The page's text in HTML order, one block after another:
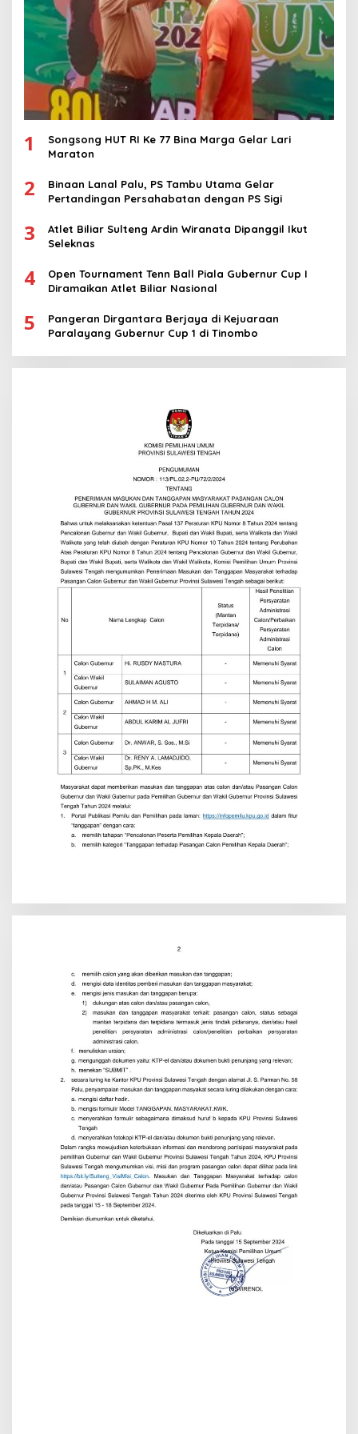
1
Songsong HUT RI Ke 77 Bina Marga Gelar Lari
Maraton
2
Binaan Lanal Palu, PS Tambu Utama Gelar
Pertandingan Persahabatan dengan PS Sigi
3
Atlet Biliar Sulteng Ardin Wiranata Dipanggil Ikut
Seleknas
4
Open Tournament Tenn Ball Piala Gubernur Cup I
Diramaikan Atlet Biliar Nasional
5
Pangeran Dirgantara Berjaya di Kejuaraan
Paralayang Gubernur Cup 1 di Tinombo